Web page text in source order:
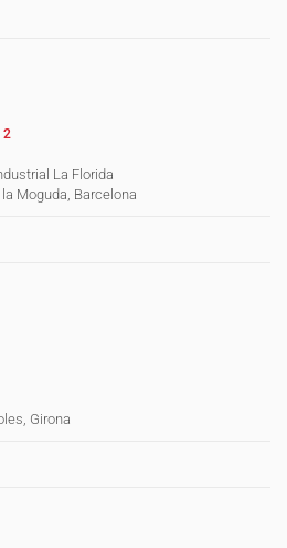
2
La Florida
Moguda, Barcelona
Girona